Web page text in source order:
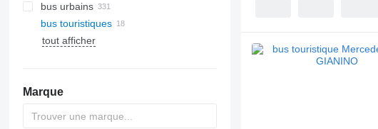
bus urbains
bus touristiques
tout afficher
Marque